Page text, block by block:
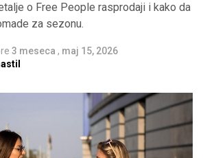
o Free People rasprodaji i kako da
za sezonu.
3 meseca , maj 15, 2026